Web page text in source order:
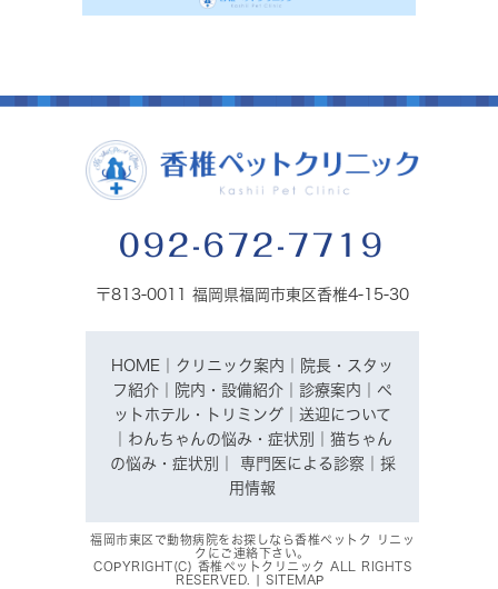
092-672-7719
〒813-0011 福岡県福岡市東区香椎4-15-30
HOME クリニック案内
院長・スタッ
フ紹介
院内・設備紹介 診療案内
ペ
ットホテル・トリミング
送迎について
わんちゃんの悩み・症状別
猫ちゃん
の悩み・症状別
専門医による診察
採
用情報
福岡市東区で動物病院をお探しなら香椎ペットク リニッ
クにご連絡下さい。
COPYRIGHT(C) 香椎ペットクリニック ALL RIGHTS
RESERVED. | SITEMAP